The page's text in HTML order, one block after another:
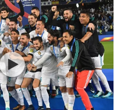
VOD
רץ ברשת
גביע המדינה
נבחרת ישראל
מכבי חיפה
בית"ר ירושלים
מכבי תל אביב
ליגה גרמנית
ליגה ספרדית
ליגה איטלקית
ליגה צרפתית
ליגה לאומית
כדורסל נשים
מכבי תל אביב
הפועל חולון
הפועל ירושלים
NBA
יורוליג
יורוקאפ
ענפים נוספים
טניס
כדוריד
כדורעף